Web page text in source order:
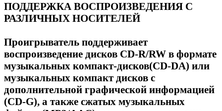
ПОДДЕРЖКА ВОСПРОИЗВЕДЕНИЯ С
РАЗЛИЧНЫХ НОСИТЕЛЕЙ
Проигрыватель поддерживает
воспроизведение дисков CD-R/RW в формате
музыкальных компакт-дисков(CD-DA) или
музыкальных компакт дисков с
дополнительной графической информацией
(CD-G), а также сжатых музыкальных